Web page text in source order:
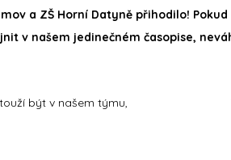
a ZŠ Horní Datyně přihodilo!
v našem jedinečném časopise,
touží být v našem týmu,